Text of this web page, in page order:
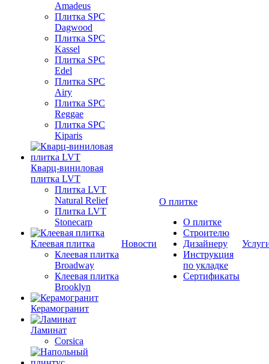
Amadeus
Плитка SPC
Dagwood
Плитка SPC
Kassel
Плитка SPC
Edel
Плитка SPC
Airy
Плитка SPC
Reggae
Плитка SPC
Kiparis
Кварц-виниловая
плитка LVT
Плитка LVT
Natural Relief
Плитка LVT
Stonecarp
Клеевая плитка
Клеевая плитка
Broadway
Клеевая плитка
Brooklyn
Керамогранит
Ламинат
Corsica
Новости
О плитке
О плитке
Строителю
Дизайнеру
Инструкция
по укладке
Сертификаты